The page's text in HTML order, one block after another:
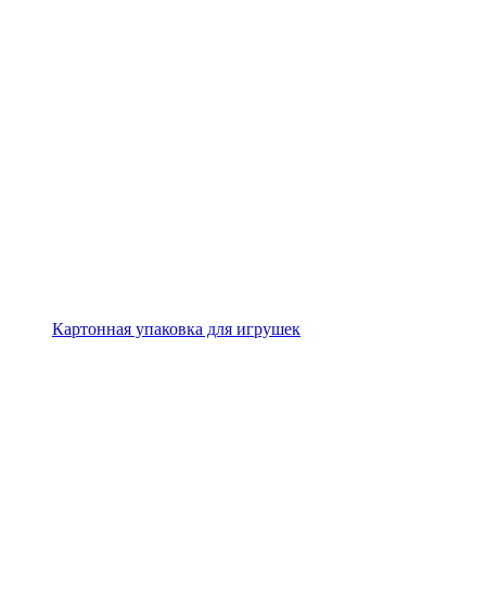
Картонная упаковка для игрушек